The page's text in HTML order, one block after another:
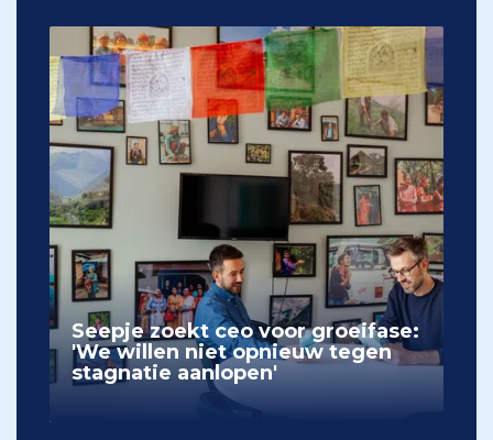
Seepje zoekt ceo voor groeifase:
'We willen niet opnieuw tegen
stagnatie aanlopen'